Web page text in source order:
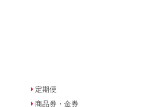
定期便
商品券・金券